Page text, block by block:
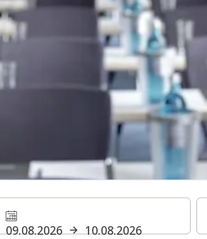
09.08.2026 10.08.2026